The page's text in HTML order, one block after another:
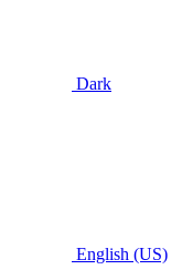
Dark
English (US)